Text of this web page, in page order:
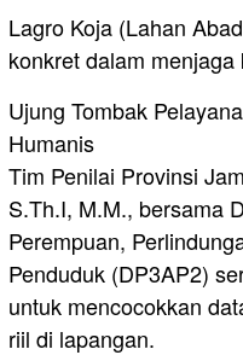
Lagro Koja (Lahan
konkret dalam
Ujung Tombak
Humanis
Tim Penilai Provinsi
S.Th.I, M.M., bersama
Perempuan,
Penduduk (DP3AP2)
untuk mencocokkan
riil di lapangan.